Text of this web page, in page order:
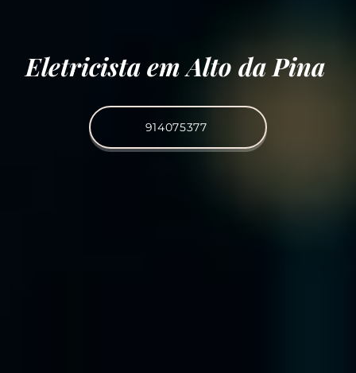
Eletricista em Alto da Pina
914075377